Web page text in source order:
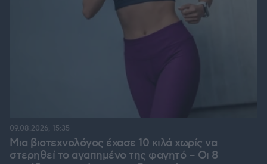
Μια βιοτεχνολόγος έχασε 10 κιλά χωρίς να
στερηθεί το αγαπημένο της φαγητό – Οι 8
09.08.2026, 15:35